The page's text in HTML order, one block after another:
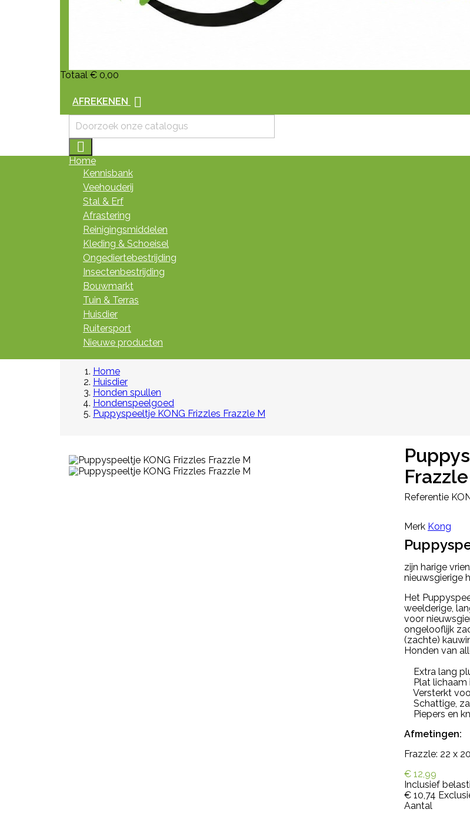
Totaal € 0,00
AFREKENEN 

Home
Kennisbank
Veehouderij
Stal & Erf
Afrastering
Reinigingsmiddelen
Kleding & Schoeisel
Ongediertebestrijding
Insectenbestrijding
Bouwmarkt
Tuin & Terras
Huisdier
Ruitersport
Nieuwe producten
Home
Huisdier
Honden spullen
Hondenspeelgoed
Puppyspeeltje KONG Frizzles Frazzle M
Referentie
Merk Kong
zijn harige
nieuwsgierige
Het
weelderige,
voor
ongelooflijk
(zachte)
Honden van
Extra lang
Plat lichaam
Versterkt
Schattige,
Piepers en
Afmetingen:
Frazzle: 22 x
€ 12,99
Inclusief
€ 10,74
Aantal